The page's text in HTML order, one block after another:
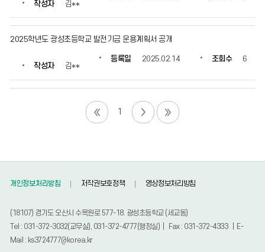
작성자 김**
2025학년도 광성초등학교 발전기금 운용계획서 공개
작성자 김**
등록일 2025.02.14 조회수 6
1
개인정보처리방침 저작권보호정책 영상정보처리방침
(18107) 경기도 오산시 수목원로 577-18. 광성초등학교 (세교동)
Tel : 031-372-3032(교무실), 031-372-4777(행정실) | Fax : 031-372-4333 | E-
Mail : ks3724777@korea.kr